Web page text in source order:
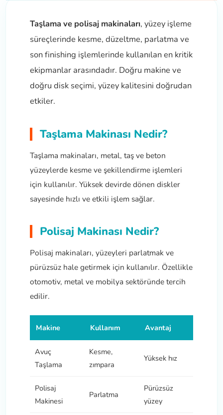
Panter Testere ve Sünger Kesme
Panter Testere ve Tilki Kuyruğu
Planyalar
Tork Anahtarı
Nokta Zımbalar
Taşlama ve polisaj makinaları, yüzey işleme
süreçlerinde kesme, düzeltme, parlatma ve
son finishing işlemlerinde kullanılan en kritik
ekipmanlar arasındadır. Doğru makine ve
doğru disk seçimi, yüzey kalitesini doğrudan
etkiler.
Taşlama Makinası Nedir?
Taşlama makinaları, metal, taş ve beton
yüzeylerde kesme ve şekillendirme işlemleri
için kullanılır. Yüksek devirde dönen diskler
sayesinde hızlı ve etkili işlem sağlar.
Polisaj Makinası Nedir?
Polisaj makinaları, yüzeyleri parlatmak ve
pürüzsüz hale getirmek için kullanılır. Özellikle
otomotiv, metal ve mobilya sektöründe tercih
edilir.
Makine Kullanım Avantaj
Avuç
Taşlama
Kesme,
zımpara
Yüksek hız
Polisaj
Makinesi
Parlatma
Pürüzsüz
yüzey